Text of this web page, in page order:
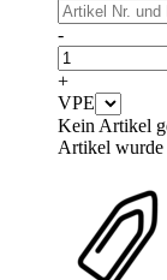
-
+
VPE
Kein Artikel
Artikel wurde